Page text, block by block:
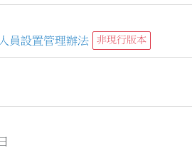
員設置管理辦法
非現行版本